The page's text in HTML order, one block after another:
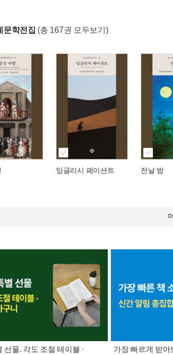
문학전집 (총 167권 모두보기)
잉글리시 페이션트 전날 밤
선물. 각도 조절 테이블 ·
가장 빠르게 받아